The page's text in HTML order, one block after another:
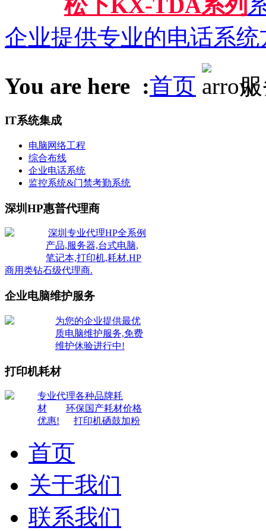
企业提供专业的电话系
You are here :首页 服
IT系统集成
电脑网络工程
综合布线
企业电话系统
监控系统&门禁考勤系统
深圳HP惠普代理商
深圳专业代理HP全系例
产品,服务器,台式电脑,
笔记本,打印机,耗材.HP
商用类钻石级代理商.
企业电脑维护服务
为您的企业提供最优
质电脑维护服务,免费
维护休验进行中!
打印机耗材
专业代理各种品牌耗
材
环保国产耗材价格
优惠!
打印机硒鼓加粉
首页
关于我们
联系我们